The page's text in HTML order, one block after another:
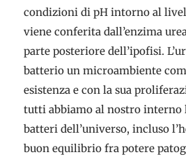
condizioni di pH intorno al
viene conferita dall’enzima
parte posteriore dell’ipofisi.
batterio un microambiente
esistenza e con la sua
tutti abbiamo al nostro interno
batteri dell’universo, incluso
buon equilibrio fra potere